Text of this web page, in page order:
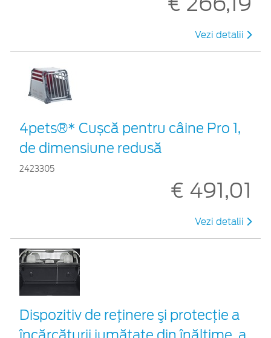
Vezi detalii
4pets®* Cușcă pentru câine Pro 1,
de dimensiune redusă
2423305
€ 491,01
Vezi detalii
Dispozitiv de reţinere şi protecţie a
încărcăturii jumătate din înălțime, a